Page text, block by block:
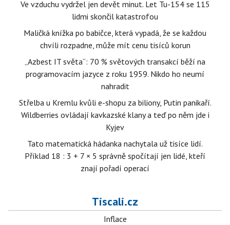
Ve vzduchu vydržel jen devět minut. Let Tu-154 se 115
lidmi skončil katastrofou
Maličká knížka po babičce, která vypadá, že se každou
chvíli rozpadne, může mít cenu tisíců korun
„Azbest IT světa“: 70 % světových transakcí běží na
programovacím jazyce z roku 1959. Nikdo ho neumí
nahradit
Střelba u Kremlu kvůli e-shopu za biliony, Putin panikaří.
Wildberries ovládají kavkazské klany a teď po něm jde i
Kyjev
Tato matematická hádanka nachytala už tisíce lidí.
Příklad 18 : 3 + 7 × 5 správně spočítají jen lidé, kteří
znají pořadí operací
Tiscali.cz
Inflace